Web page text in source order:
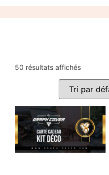
50 résultats affichés